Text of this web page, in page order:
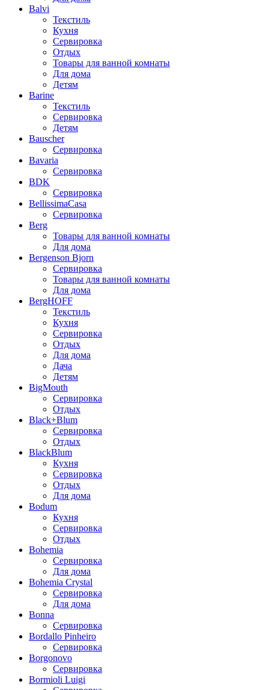
Balvi
Текстиль
Кухня
Сервировка
Отдых
Товары для ванной комнаты
Для дома
Детям
Barine
Текстиль
Сервировка
Детям
Bauscher
Сервировка
Bavaria
Сервировка
BDK
Сервировка
BellissimaCasa
Сервировка
Berg
Товары для ванной комнаты
Для дома
Bergenson Bjorn
Сервировка
Товары для ванной комнаты
Для дома
BergHOFF
Текстиль
Кухня
Сервировка
Отдых
Для дома
Дача
Детям
BigMouth
Сервировка
Отдых
Black+Blum
Сервировка
Отдых
BlackBlum
Кухня
Сервировка
Отдых
Для дома
Bodum
Кухня
Сервировка
Отдых
Bohemia
Сервировка
Для дома
Bohemia Crystal
Сервировка
Для дома
Bonna
Сервировка
Bordallo Pinheiro
Сервировка
Borgonovo
Сервировка
Bormioli Luigi